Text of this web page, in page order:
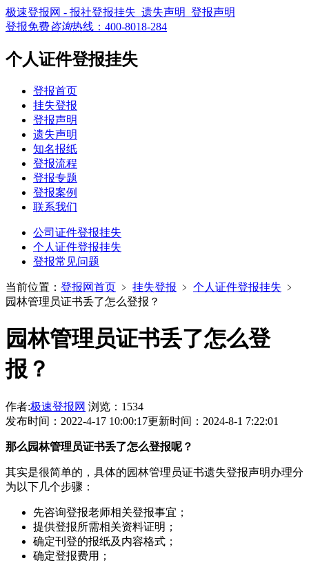
极速登报网 - 报社登报挂失_遗失声明_登报声明
登报免费咨询热线： 400-8018-284
个人证件登报挂失
登报首页
挂失登报
登报声明
遗失声明
知名报纸
登报流程
登报专题
登报案例
联系我们
公司证件登报挂失
个人证件登报挂失
登报常见问题
当前位置： 登报网首页 ﹥ 挂失登报 ﹥ 个人证件登报挂失 ﹥
园林管理员证书丢了怎么登报？
园林管理员证书丢了怎么登
报？
作者:极速登报网 浏览：1534
发布时间：2022-4-17 10:00:17更新时间：2024-8-1 7:22:01
那么 园林管理员证书丢了怎么登报呢？
其实是很简单的，具体的园林管理员证书遗失登报声明办理分
为以下几个步骤：
先咨询登报老师相关登报事宜；
提供登报所需相关资料证明；
确定刊登的报纸及内容格式；
确定登报费用；